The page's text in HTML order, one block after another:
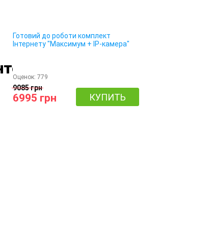
Готовий до роботи комплект
Інтернету "Максимум + IP-камера"
Оценок: 779
9085 грн
6995 грн КУПИТЬ